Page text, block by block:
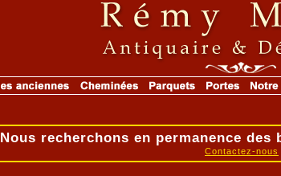
Nous recherchons en permanence des
Contactez-nous